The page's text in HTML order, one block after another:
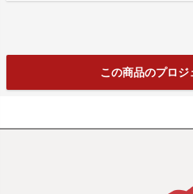
この商品のプロジ